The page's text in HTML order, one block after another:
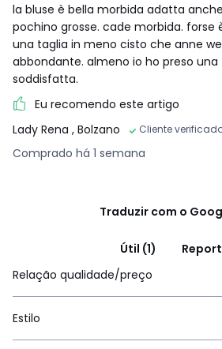
la bluse è bella morbida adatta
pochino grosse. cade morbida. forse
una taglia in meno cisto che anne
abbondante. almeno io ho preso
soddisfatta.
Eu recomendo este artigo
Lady Rena , Bolzano Cliente
Comprado há 1 semana
Traduzir com o
Útil (1)
Relação qualidade/preço
Estilo